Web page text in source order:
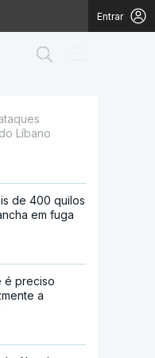
Entrar
Líbano
de 400 quilos
em fuga
é preciso
a